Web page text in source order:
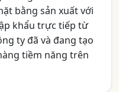
bằng sản xuất với
khẩu trực tiếp từ
ty đã và đang tạo
tiềm năng trên